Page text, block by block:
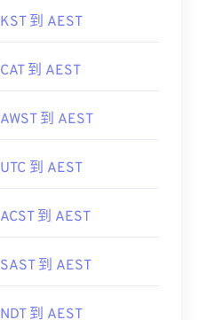
KST 到 AEST
CAT 到 AEST
AWST 到 AEST
UTC 到 AEST
ACST 到 AEST
SAST 到 AEST
NDT 到 AEST